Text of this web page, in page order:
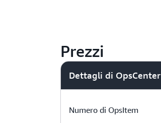
Prezzi
Dettagli di OpsCenter
Numero di OpsItem